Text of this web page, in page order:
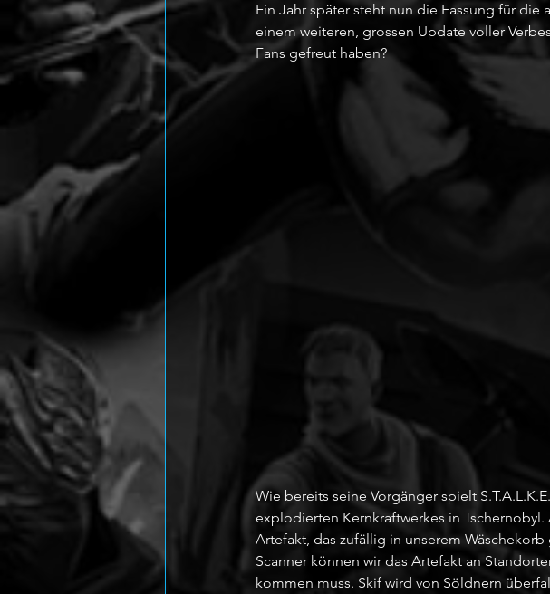
Ein Jahr später steht nun die Fassung für
einem weiteren, grossen Update voller
Fans gefreut haben?
Wie bereits seine Vorgänger spielt
explodierten Kernkraftwerkes in
Artefakt, das zufällig in unserem
Scanner können wir das Artefakt an
kommen muss. Skif wird von Söldnern